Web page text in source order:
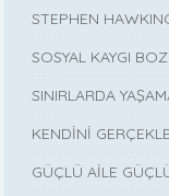
STEPHEN
SOSYAL KAYGI
SINIRLARDA
KENDİNİ
GÜÇLÜ AİLE